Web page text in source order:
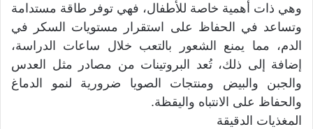
وهي ذات أهمية خاصة للأطفال، فهي توفر طاقة مستدامة
وتساعد في الحفاظ على استقرار مستويات السكر في
الدم، مما يمنع الشعور بالتعب خلال ساعات الدراسة،
إضافة إلى ذلك، تُعد البروتينات من مصادر مثل العدس
والجبن والبيض ومنتجات الصويا ضرورية لنمو الدماغ
والحفاظ على الانتباه واليقظة.
المغذيات الدقيقة